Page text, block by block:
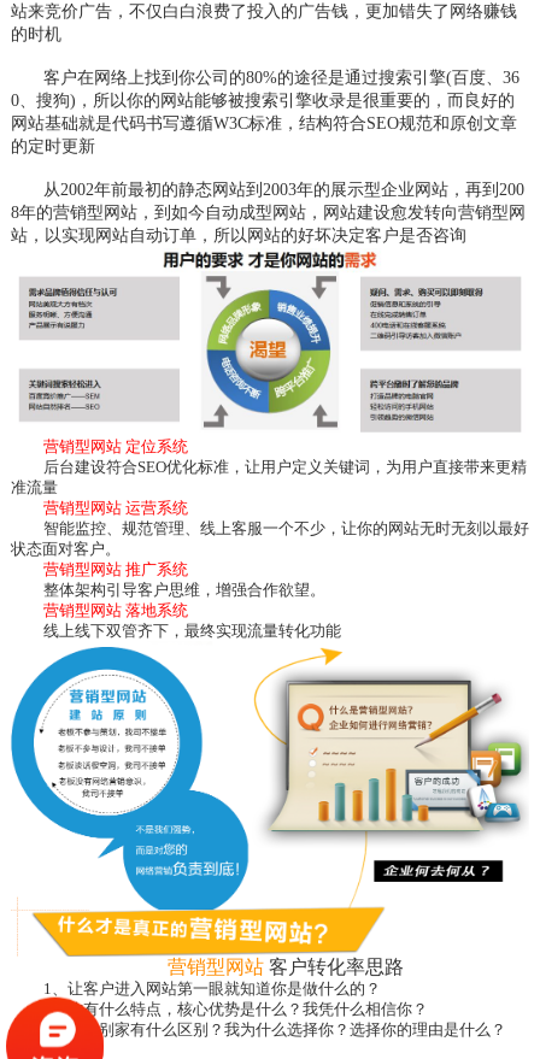
站来竞价广告，不仅白白浪费了投入的广告钱，更加错失了网络赚钱
的时机
客户在网络上找到你公司的80%的途径是通过搜索引擎(百度、36
0、搜狗)，所以你的网站能够被搜索引擎收录是很重要的，而良好的
网站基础就是代码书写遵循W3C标准，结构符合SEO规范和原创文章
的定时更新
从2002年前最初的静态网站到2003年的展示型企业网站，再到200
8年的营销型网站，到如今自动成型网站，网站建设愈发转向营销型网
站，以实现网站自动订单，所以网站的好坏决定客户是否咨询
营销型网站 定位系统
后台建设符合SEO优化标准，让用户定义关键词，为用户直接带来更精
准流量
营销型网站 运营系统
智能监控、规范管理、线上客服一个不少，让你的网站无时无刻以最好
状态面对客户。
营销型网站 推广系统
整体架构引导客户思维，增强合作欲望。
营销型网站 落地系统
线上线下双管齐下，最终实现流量转化功能
营销型网站 客户转化率思路
1、让客户进入网站第一眼就知道你是做什么的？
2、你有什么特点，核心优势是什么？我凭什么相信你？
3、你和别家有什么区别？我为什么选择你？选择你的理由是什么？